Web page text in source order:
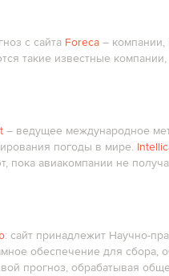
с сайта Foreca – компании,
такие известные
– ведущее международное
погоды в мире.
пока авиакомпании не
: сайт принадлежит Научно-
обеспечение для сбора,
прогноз, обрабатывая